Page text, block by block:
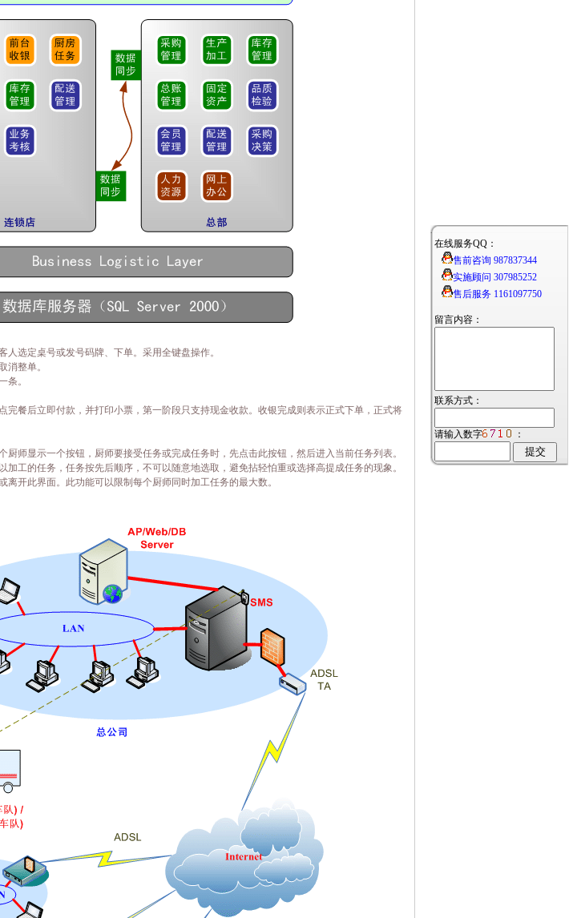
选定桌号或发号码牌、下单。采用全键盘操作。
整单。
。
餐后立即付款，并打印小票，第一阶段只支持现金收款。收银完成则表示正式下单，正式将
师显示一个按钮，厨师要接受任务或完成任务时，先点击此按钮，然后进入当前任务列表。
工的任务，任务按先后顺序，不可以随意地选取，避免拈轻怕重或选择高提成任务的现象。
离开此界面。此功能可以限制每个厨师同时加工任务的最大数。